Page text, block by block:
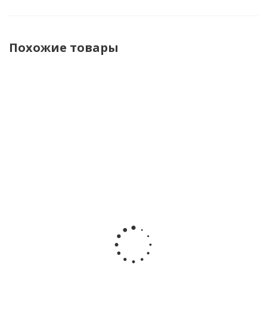
Похожие товары
Infantino
5054
зеленая